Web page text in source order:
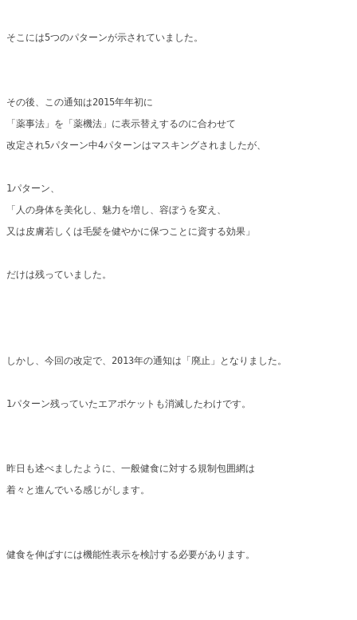
そこには5つのパターンが示されていました。
その後、この通知は2015年年初に
「薬事法」を「薬機法」に表示替えするのに合わせて
改定され5パターン中4パターンはマスキングされましたが、
1パターン、
「人の身体を美化し、魅力を増し、容ぼうを変え、
又は皮膚若しくは毛髪を健やかに保つことに資する効果」
だけは残っていました。
しかし、今回の改定で、2013年の通知は「廃止」となりました。
1パターン残っていたエアポケットも消滅したわけです。
昨日も述べましたように、一般健食に対する規制包囲網は
着々と進んでいる感じがします。
健食を伸ばすには機能性表示を検討する必要があります。